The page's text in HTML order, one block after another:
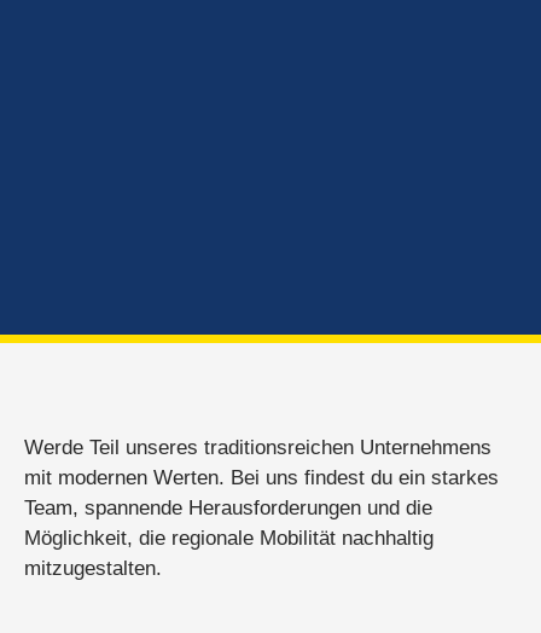
Werde Teil unseres traditionsreichen Unternehmens
mit modernen Werten. Bei uns findest du ein starkes
Team, spannende Herausforderungen und die
Möglichkeit, die regionale Mobilität nachhaltig
mitzugestalten.